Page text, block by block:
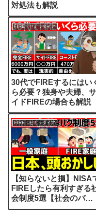
対処法も解説
FIRE・セミリタイア
30代でFIREするにはい
ら必要？独身や夫婦、サ
イドFIREの場合も解説
FIRE・セミリタイア
【知らないと損】NISA
FIREしたら有利すぎる
会制度5選【社会のバ
グ/2026年版】